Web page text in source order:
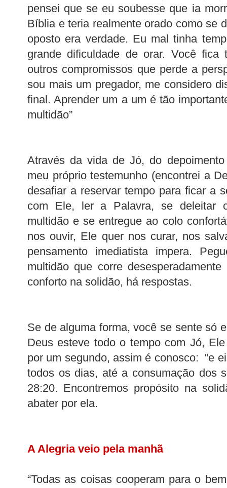
pensei que se eu soubesse que ia
Bíblia e teria realmente orado como se
oposto era verdade. Eu mal tinha
grande dificuldade de orar. Você fica
outros compromissos que perde a
sou mais um pregador, me considero
final. Aprender um a um é tão
multidão”
Através da vida de Jó, do
meu próprio testemunho (encontrei a
desafiar a reservar tempo para ficar a
com Ele, ler a Palavra, se deleitar
multidão e se entregue ao colo
nos ouvir, Ele quer nos curar, nos
pensamento imediatista impera.
multidão que corre
conforto na solidão, há respostas.
Se de alguma forma, você se sente só
Deus esteve todo o tempo com Jó,
por um segundo, assim é conosco: “e
todos os dias, até a consumação dos
28:20. Encontremos propósito na
abater por ela.
A Alegria veio pela manhã
“Todas as coisas cooperam para o